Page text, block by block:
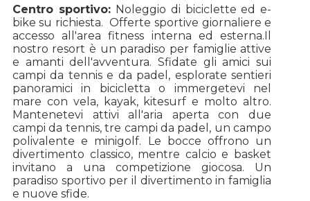
Centro sportivo: Noleggio di biciclette ed e-
bike su richiesta. Offerte sportive giornaliere e
accesso all'area fitness interna ed esterna.Il
nostro resort è un paradiso per famiglie attive
e amanti dell'avventura. Sfidate gli amici sui
campi da tennis e da padel, esplorate sentieri
panoramici in bicicletta o immergetevi nel
mare con vela, kayak, kitesurf e molto altro.
Mantenetevi attivi all'aria aperta con due
campi da tennis, tre campi da padel, un campo
polivalente e minigolf. Le bocce offrono un
divertimento classico, mentre calcio e basket
invitano a una competizione giocosa. Un
paradiso sportivo per il divertimento in famiglia
e nuove sfide.